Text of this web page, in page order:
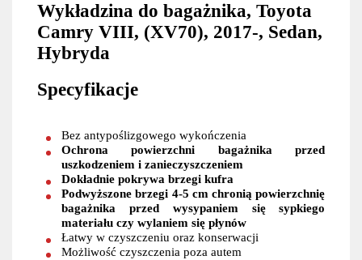
Wykładzina do bagażnika, Toyota
Camry VIII, (XV70), 2017-, Sedan,
Hybryda
Specyfikacje
Bez antypoślizgowego wykończenia
Ochrona powierzchni bagażnika przed
uszkodzeniem i zanieczyszczeniem
Dokładnie pokrywa brzegi kufra
Podwyższone brzegi 4-5 cm chronią powierzchnię
bagażnika przed wysypaniem się sypkiego
materiału czy wylaniem się płynów
Łatwy w czyszczeniu oraz konserwacji
Możliwość czyszczenia poza autem